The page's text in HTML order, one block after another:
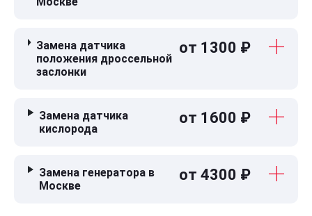
Замена датчика
положения дроссельной
заслонки
от 1300 ₽
Замена датчика
кислорода
от 1600 ₽
Замена генератора в
Москве
от 4300 ₽